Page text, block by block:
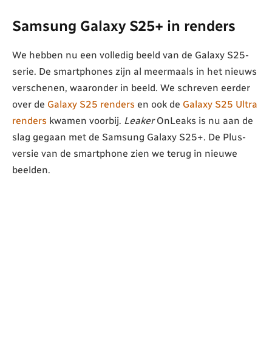
Samsung Galaxy S25+ in renders
We hebben nu een volledig beeld van de Galaxy S25-
serie. De smartphones zijn al meermaals in het nieuws
verschenen, waaronder in beeld. We schreven eerder
over de Galaxy S25 renders en ook de Galaxy S25 Ultra
renders kwamen voorbij. LeakerOnLeaks is nu aan de
slag gegaan met de Samsung Galaxy S25+. De Plus-
versie van de smartphone zien we terug in nieuwe
beelden.